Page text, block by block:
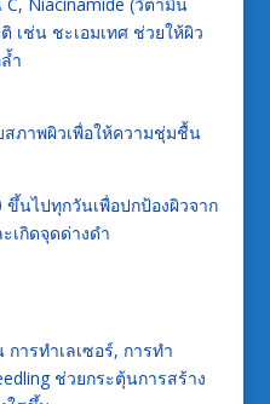
เช่น ชะเอมเทศ ช่วยให้ผิว
ำ
สภาพผิวเพื่อให้ความชุ่มชื้น
นไปทุกวันเพื่อปกป้องผิวจาก
เกิดจุดด่างดำ
ารทำเลเซอร์, การทำ
ช่วยกระตุ้นการสร้าง